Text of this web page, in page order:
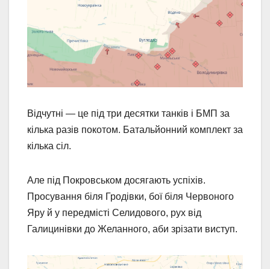
Відчутні — це під три десятки танків і БМП за
кілька разів покотом. Батальйонний комплект за
кілька сіл.
Але під Покровськом досягають успіхів.
Просування біля Гродівки, бої біля Червоного
Яру й у передмісті Селидового, рух від
Галицинівки до Желанного, аби зрізати виступ.